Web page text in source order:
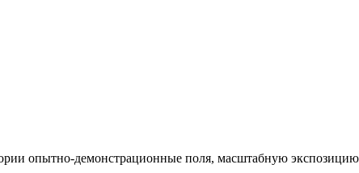
опытно-демонстрационные поля, масштабную